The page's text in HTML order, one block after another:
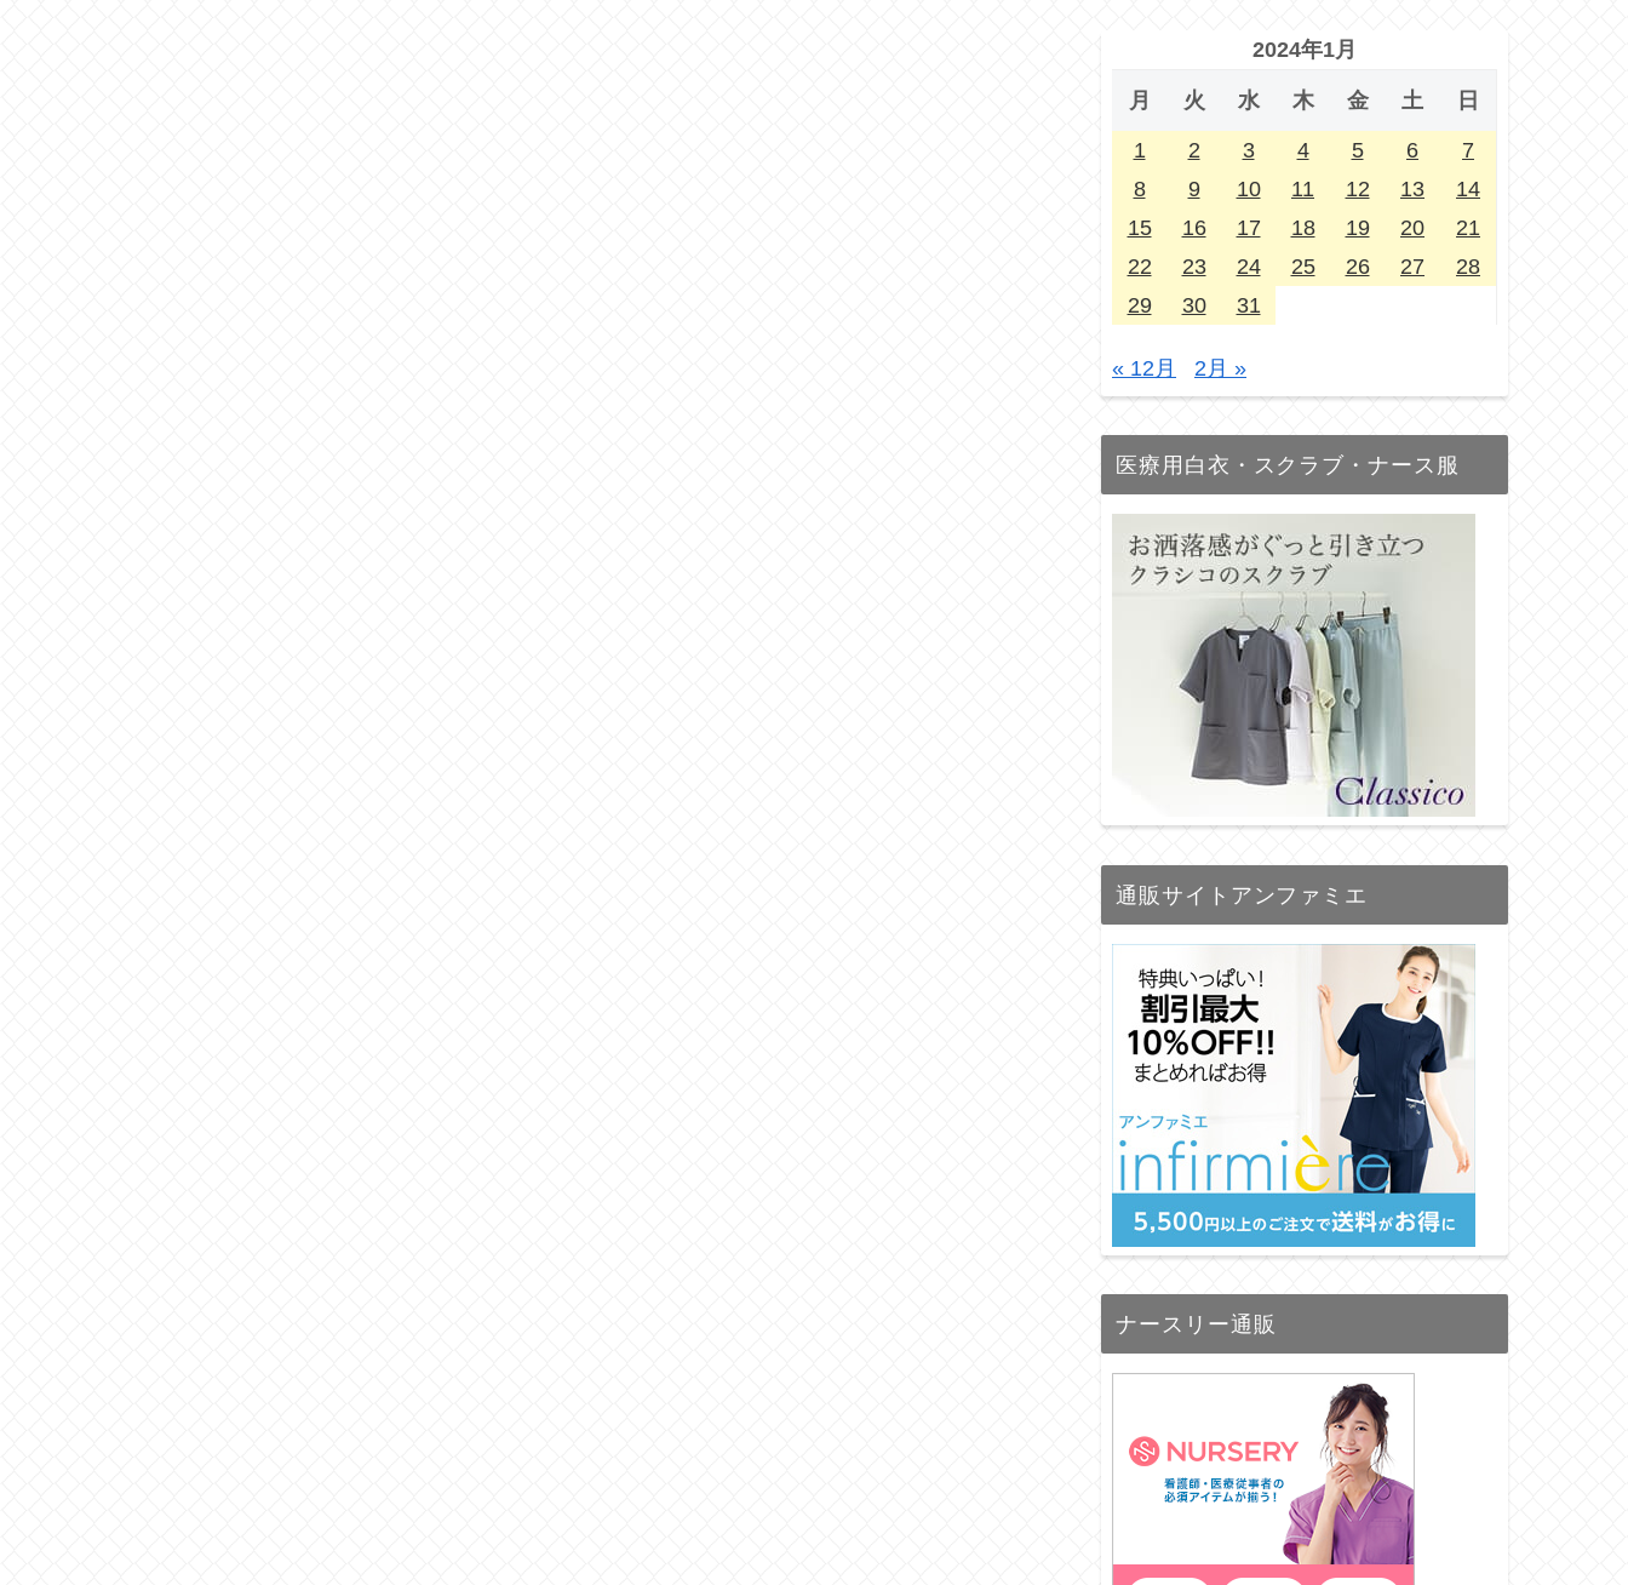
2024年1月
月 火 水 木 金 土 日
1 2 3 4 5 6
7
8
9 10 11 12 13
14
15
16 17 18 19 20
21
22
23 24 25 26 27
28
29
30 31
« 12月 2月 »
医療用白衣・スクラブ・ナース服
通販サイトアンファミエ
ナースリー通販